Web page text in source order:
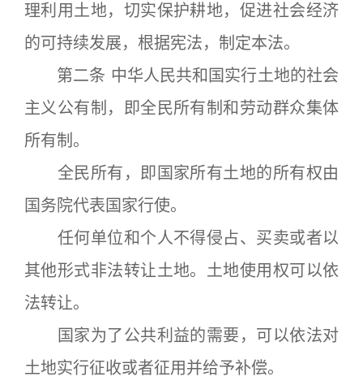
理利用土地，切实保护耕地，促进社会经济
的可持续发展，根据宪法，制定本法。
第二条 中华人民共和国实行土地的社会
主义公有制，即全民所有制和劳动群众集体
所有制。
全民所有，即国家所有土地的所有权由
国务院代表国家行使。
任何单位和个人不得侵占、买卖或者以
其他形式非法转让土地。土地使用权可以依
法转让。
国家为了公共利益的需要，可以依法对
土地实行征收或者征用并给予补偿。